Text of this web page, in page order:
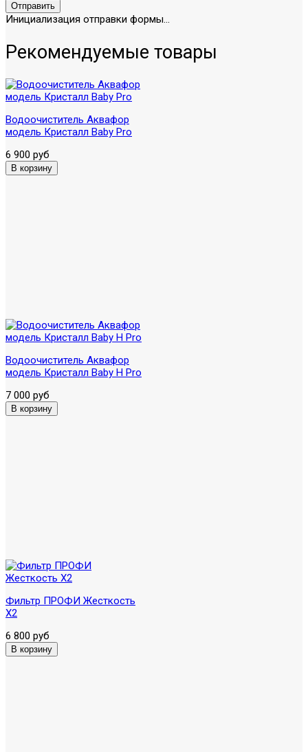
Отправить
Инициализация отправки формы...
Рекомендуемые товары
Водоочиститель Аквафор
модель Кристалл Baby Pro
6 900 руб
Водоочиститель Аквафор
модель Кристалл Baby H Pro
7 000 руб
Фильтр ПРОФИ Жесткость
X2
6 800 руб